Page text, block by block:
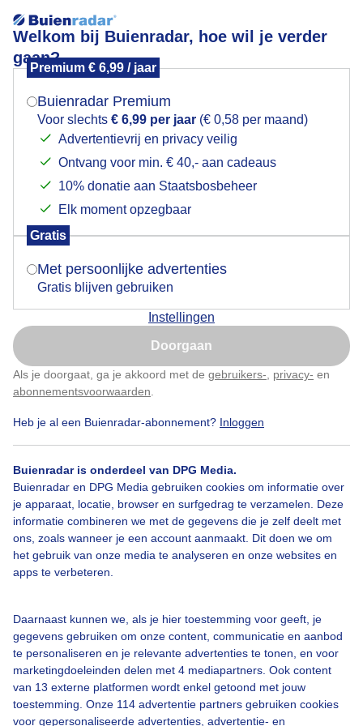
Welkom bij Buienradar, hoe wil je verder
gaan?
Premium € 6,99 / jaar
Buienradar Premium
Voor slechts € 6,99 per jaar (€ 0,58 per maand)
Advertentievrij en privacy veilig
Ontvang voor min. € 40,- aan cadeaus
10% donatie aan Staatsbosbeheer
Elk moment opzegbaar
Gratis
Met persoonlijke advertenties
Gratis blijven gebruiken
Instellingen
Doorgaan
Als je doorgaat, ga je akkoord met de gebruikers- privacy- en
abonnementsvoorwaarden
Heb je al een Buienradar-abonnement? Inloggen
Buienradar is onderdeel van DPG Media.
Buienradar en DPG Media gebruiken cookies om informatie over
je apparaat, locatie, browser en surfgedrag te verzamelen. Deze
informatie combineren we met de gegevens die je zelf deelt met
ons, zoals wanneer je een account aanmaakt. Dit doen we om
het gebruik van onze media te analyseren en onze websites en
apps te verbeteren.
Daarnaast kunnen we, als je hier toestemming voor geeft, je
gegevens gebruiken om onze content, communicatie en aanbod
te personaliseren en je relevante advertenties te tonen, en voor
marketingdoeleinden delen met 4 mediapartners. Ook content
van 13 externe platformen wordt enkel getoond met jouw
toestemming. Onze 114 advertentie partners gebruiken cookies
voor gepersonaliseerde advertenties, advertentie- en
vuuroren
Een moment geduld aub...
Populaire categorieën
Lente
Zomer
Over Buienradar
Bedrijfsgegevens
Veelgestelde vragen
Contact
Toegankelijkheid
Buienradar Team
Privacy beleid
Cookie beleid
Privacy instellingen
Mogen we je locatie gebruiken voor het
Indien je hier nog geen akkoord op hebt gegeven,
verschijnt er zo een pop-up uit je browser waarin
Is goed, toon de popup
Nu niet, misschien later
Klik hierom dit aan te passen